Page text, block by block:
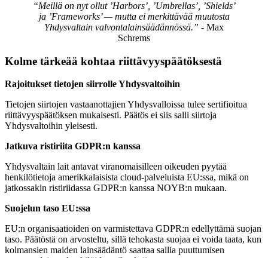
“Meillä on nyt ollut ’Harbors’, ’Umbrellas’, ’Shields’
ja ’Frameworks’ — mutta ei merkittävää muutosta
Yhdysvaltain valvontalainsäädännössä.” - Max
Schrems
Kolme tärkeää kohtaa riittävyyspäätöksestä
Rajoitukset tietojen siirrolle Yhdysvaltoihin
Tietojen siirtojen vastaanottajien Yhdysvalloissa tulee sertifioitua
riittävyyspäätöksen mukaisesti. Päätös ei siis salli siirtoja
Yhdysvaltoihin yleisesti.
Jatkuva ristiriita GDPR:n kanssa
Yhdysvaltain lait antavat viranomaisilleen oikeuden pyytää
henkilötietoja amerikkalaisista cloud-palveluista EU:ssa, mikä on
jatkossakin ristiriidassa GDPR:n kanssa NOYB:n mukaan.
Suojelun taso EU:ssa
EU:n organisaatioiden on varmistettava GDPR:n edellyttämä suojan
taso. Päätöstä on arvosteltu, sillä tehokasta suojaa ei voida taata, kun
kolmansien maiden lainsäädäntö saattaa sallia puuttumisen